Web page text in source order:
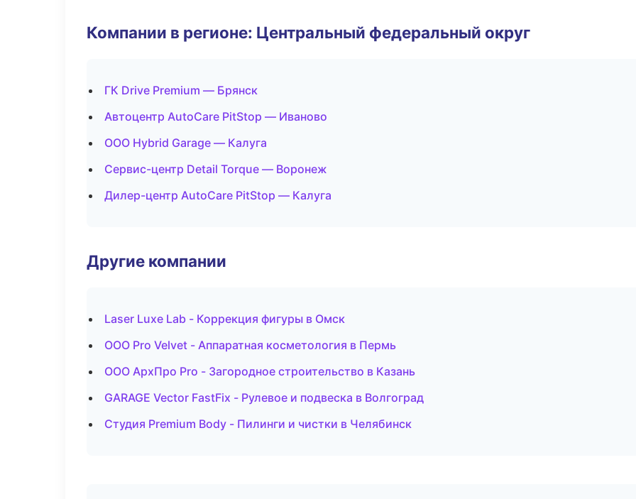
Компании в регионе: Центральный федеральный округ
ГК Drive Premium — Брянск
Автоцентр AutoCare PitStop — Иваново
ООО Hybrid Garage — Калуга
Сервис-центр Detail Torque — Воронеж
Дилер-центр AutoCare PitStop — Калуга
Другие компании
Laser Luxe Lab - Коррекция фигуры в Омск
ООО Pro Velvet - Аппаратная косметология в Пермь
ООО АрхПро Pro - Загородное строительство в Казань
GARAGE Vector FastFix - Рулевое и подвеска в Волгоград
Студия Premium Body - Пилинги и чистки в Челябинск